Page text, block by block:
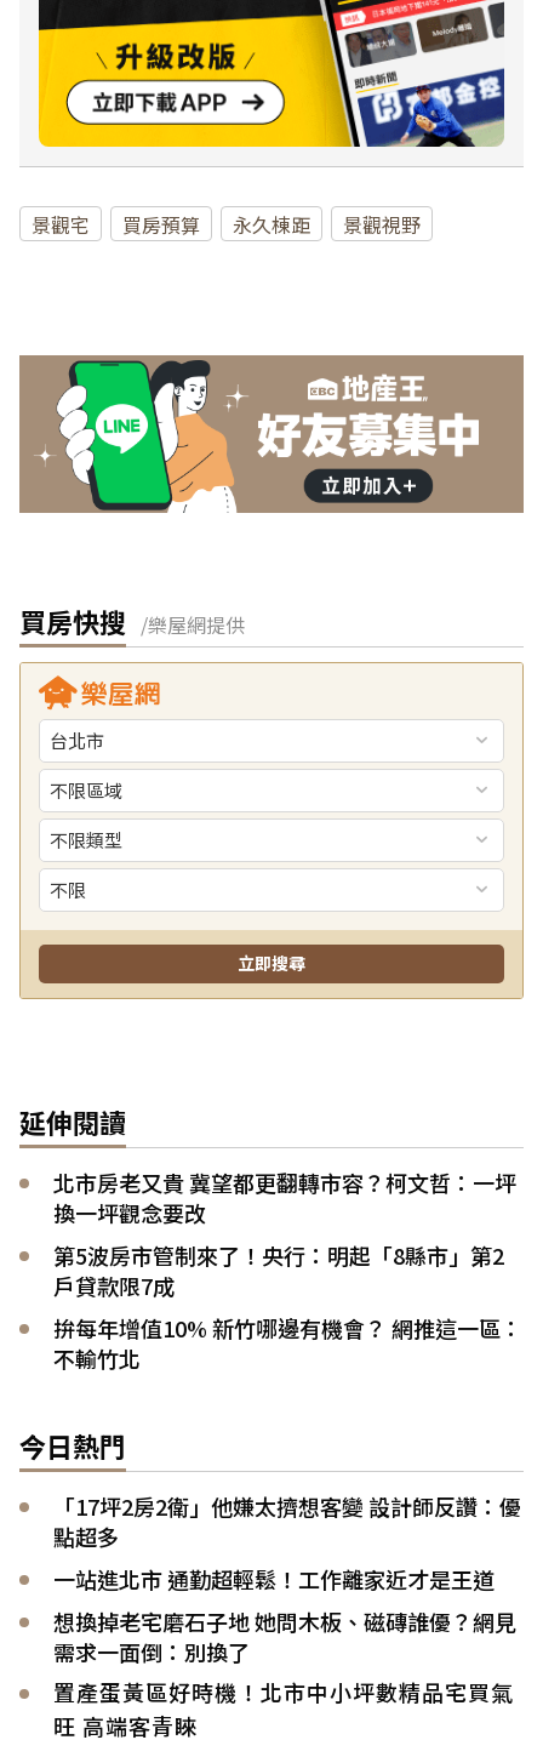
景觀宅 買房預算 永久棟距 景觀視野
買房快搜 /樂屋網提供
延伸閱讀
北市房老又貴 冀望都更翻轉市容？柯文哲：一坪
換一坪觀念要改
第5波房市管制來了！央行：明起「8縣市」第2
戶貸款限7成
拚每年增值10% 新竹哪邊有機會？ 網推這一區：
不輸竹北
今日熱門
「17坪2房2衛」他嫌太擠想客變 設計師反讚：優
點超多
一站進北市 通勤超輕鬆！工作離家近才是王道
想換掉老宅磨石子地 她問木板、磁磚誰優？網見
需求一面倒：別換了
置產蛋黃區好時機！北市中小坪數精品宅買氣
旺 高端客青睞